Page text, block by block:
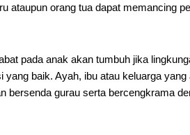
ataupun orang tua dapat memancing
pada anak akan tumbuh jika
yang baik. Ayah, ibu atau keluarga
bersenda gurau serta bercengkrama